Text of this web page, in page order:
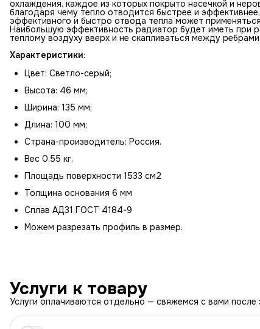
охлаждения, каждое из которых покрыто насечкой и
благодаря чему тепло отводится быстрее и
эффективного и быстро отвода тепла может
Наибольшую эффективность радиатор будет иметь при
теплому воздуху вверх и не скапливаться между ребрами.
Характеристики:
Цвет: Светло-серый;
Высота: 46 мм;
Ширина: 135 мм;
Длина: 100 мм;
Страна-производитель: Россия.
Вес 0,55 кг.
Площадь поверхности 1533 см2
Толщина основания 6 мм
Сплав АД31 ГОСТ 4184-9
Можем разрезать профиль в размер.
Услуги к товару
Услуги оплачиваются отдельно — свяжемся с вами после